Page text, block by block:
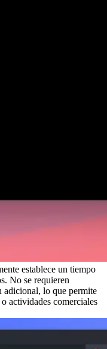
establece un tiempo
No se requieren
adicional, lo que permite
actividades comerciales